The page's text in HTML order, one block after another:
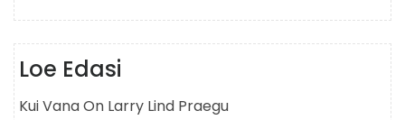
Loe Edasi
Kui Vana On Larry Lind Praegu